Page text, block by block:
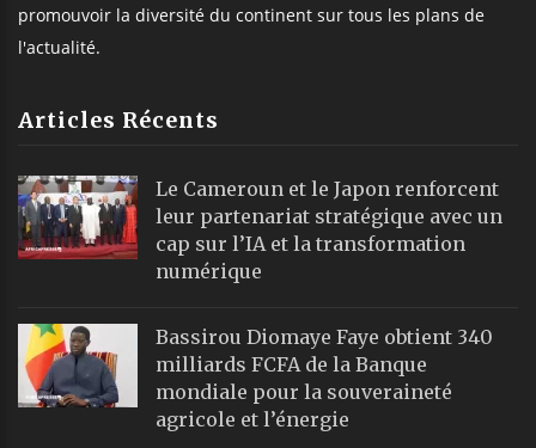
promouvoir la diversité du continent sur tous les plans de
l'actualité.
Articles Récents
Le Cameroun et le Japon renforcent
leur partenariat stratégique avec un
cap sur l’IA et la transformation
numérique
Bassirou Diomaye Faye obtient 340
milliards FCFA de la Banque
mondiale pour la souveraineté
agricole et l’énergie